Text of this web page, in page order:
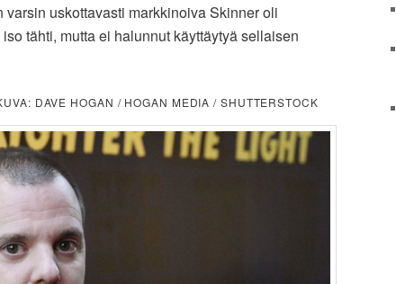
varsin uskottavasti markkinoiva Skinner oli
tähti, mutta ei halunnut käyttäytyä sellaisen
DAVE HOGAN / HOGAN MEDIA / SHUTTERSTOCK